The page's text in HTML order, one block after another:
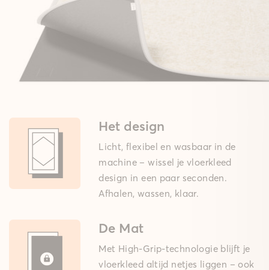
Het design
Licht, flexibel en wasbaar in de
machine – wissel je vloerkleed
design in een paar seconden.
Afhalen, wassen, klaar.
De Mat
Met High-Grip-technologie blijft je
vloerkleed altijd netjes liggen – ook